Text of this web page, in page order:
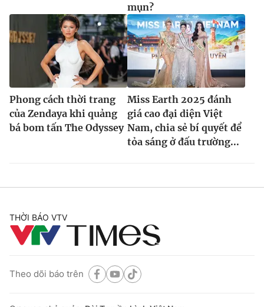
mụn?
Phong cách thời trang
của Zendaya khi quảng
bá bom tấn The Odyssey
Miss Earth 2025 đánh
giá cao đại diện Việt
Nam, chia sẻ bí quyết để
tỏa sáng ở đấu trường...
THỜI BÁO VTV
Theo dõi báo trên